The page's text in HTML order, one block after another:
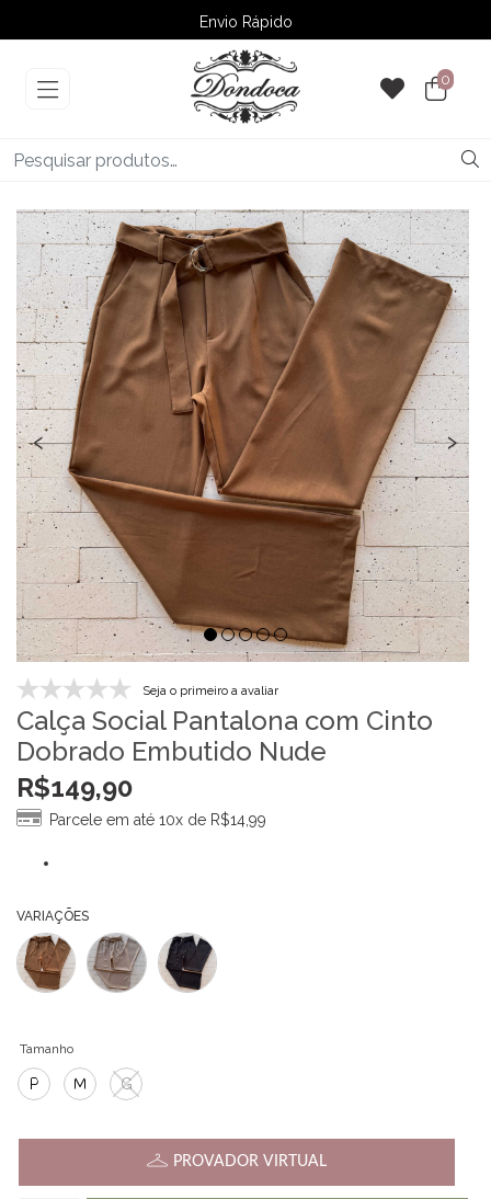
Envio Rápido
➚ Ofertas– Até 60% OFF
0
‹ ›
Seja o primeiro a avaliar
Calça Social Pantalona com Cinto
Dobrado Embutido Nude
R$149,90
Parcele em até 10x de R$14,99
VARIAÇÕES
Tamanho
P M G
PROVADOR VIRTUAL